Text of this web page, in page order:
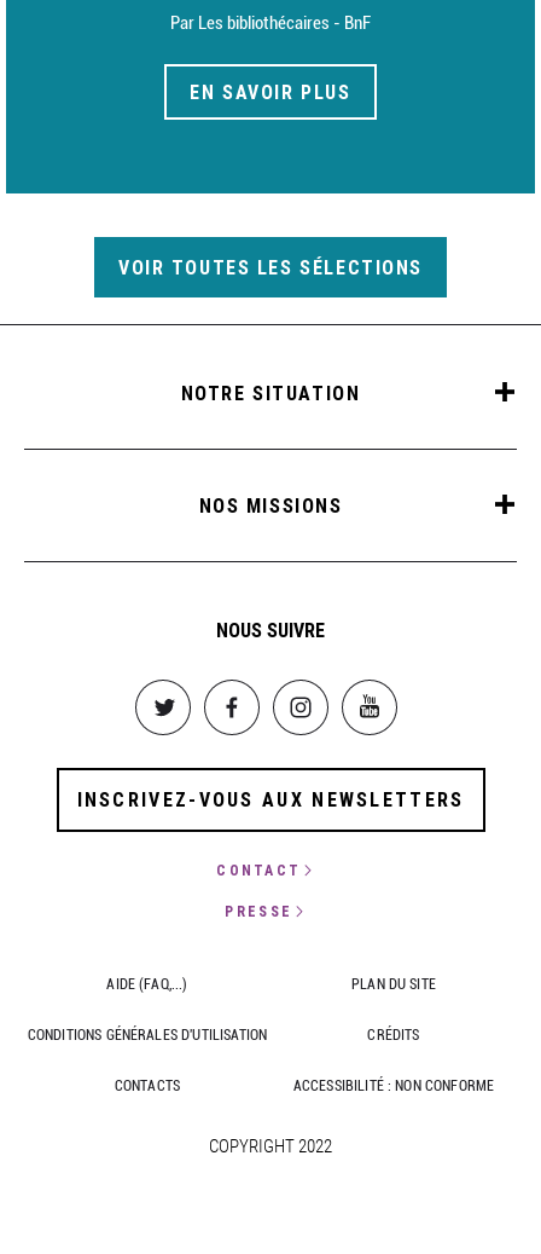
Par Les bibliothécaires - BnF
EN SAVOIR PLUS
VOIR TOUTES LES SÉLECTIONS
NOTRE SITUATION
NOS MISSIONS
NOUS SUIVRE
Image Image Image Image
INSCRIVEZ-VOUS AUX NEWSLETTERS
CONTACT
PRESSE
AIDE (FAQ,...) PLAN DU SITE
CONDITIONS GÉNÉRALES D'UTILISATION CRÉDITS
CONTACTS ACCESSIBILITÉ : NON CONFORME
COPYRIGHT 2022